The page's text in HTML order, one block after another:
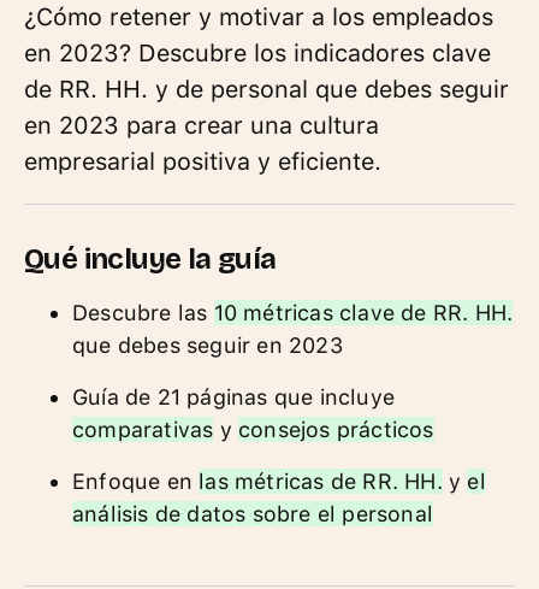
¿Cómo retener y motivar a los empleados
en 2023? Descubre los indicadores clave
de RR. HH. y de personal que debes seguir
en 2023 para crear una cultura
empresarial positiva y eficiente.
Qué incluye la guía
Descubre las 10 métricas clave de RR. HH.
que debes seguir en 2023
Guía de 21 páginas que incluye
comparativas y consejos prácticos
Enfoque en las métricas de RR. HH. y el
análisis de datos sobre el personal